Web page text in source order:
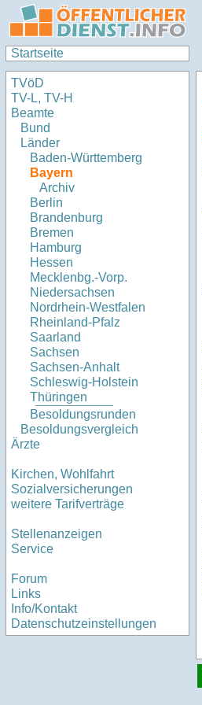
Startseite
TVöD
TV-L, TV-H
Beamte
Bund
Länder
Baden-Württemberg
Bayern
Archiv
Berlin
Brandenburg
Bremen
Hamburg
Hessen
Mecklenbg.-Vorp.
Niedersachsen
Nordrhein-Westfalen
Rheinland-Pfalz
Saarland
Sachsen
Sachsen-Anhalt
Schleswig-Holstein
Thüringen
Besoldungsrunden
Besoldungsvergleich
Ärzte
Kirchen, Wohlfahrt
Sozialversicherungen
weitere Tarifverträge
Stellenanzeigen
Service
Forum
Links
Info/Kontakt
Datenschutzeinstellungen